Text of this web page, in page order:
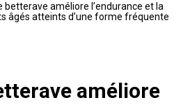
betterave améliore l’endurance et la
âgés atteints d’une forme fréquente
améliore